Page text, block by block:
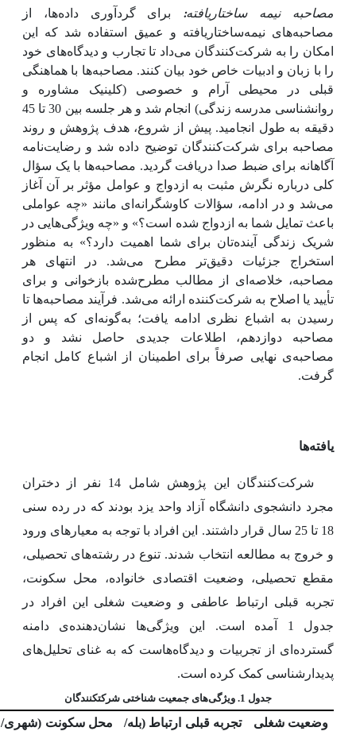
مصاحبه نیمه ساختاریافته: برای گردآوری داده‌ها، از
مصاحبه‌های نیمه‌ساختاریافته و عمیق استفاده شد که این
امکان را به شرکت‌کنندگان می‌داد تا تجارب و دیدگاه‌های خود
را با زبان و ادبیات خاص خود بیان کنند. مصاحبه‌ها با هماهنگی
قبلی در محیطی آرام و خصوصی (کلینیک مشاوره و
روانشناسی مدرسه زندگی) انجام شد و هر جلسه بین 30 تا 45
دقیقه به طول انجامید. پیش از شروع، هدف پژوهش و روند
مصاحبه برای شرکت‌کنندگان توضیح داده شد و رضایت‌نامه
آگاهانه برای ضبط صدا دریافت گردید. مصاحبه‌ها با یک سؤال
کلی درباره نگرش مثبت به ازدواج و عوامل مؤثر بر آن آغاز
می‌شد و در ادامه، سؤالات کاوشگرانه‌ای مانند «چه عواملی
باعث تمایل شما به ازدواج شده است؟» و «چه ویژگی‌هایی در
شریک زندگی آینده‌تان برای شما اهمیت دارد؟» به منظور
استخراج جزئیات دقیق‌تر مطرح می‌شد. در انتهای هر
مصاحبه، خلاصه‌ای از مطالب مطرح‌شده بازخوانی و برای
تأیید یا اصلاح به شرکت‌کننده ارائه می‌شد. فرآیند مصاحبه‌ها تا
رسیدن به اشباع نظری ادامه یافت؛ به‌گونه‌ای که پس از
مصاحبه دوازدهم، اطلاعات جدیدی حاصل نشد و دو
مصاحبه‌ی نهایی صرفاً برای اطمینان از اشباع کامل انجام
گرفت.
یافته‌ها
شرکت‌کنندگان این پژوهش شامل 14 نفر از دختران
مجرد دانشجوی دانشگاه آزاد واحد یزد بودند که در رده سنی
18 تا 25 سال قرار داشتند. این افراد با توجه به معیارهای ورود
و خروج به مطالعه انتخاب شدند. تنوع در رشته‌های تحصیلی،
مقطع تحصیلی، وضعیت اقتصادی خانواده، محل سکونت،
تجربه قبلی ارتباط عاطفی و وضعیت شغلی این افراد در
جدول 1 آمده است. این ویژگی‌ها نشان‌دهنده‌ی دامنه
گسترده‌ای از تجربیات و دیدگاه‌هاست که به غنای تحلیل‌های
پدیدارشناسی کمک کرده است.
جدول 1. ویژگی‌های جمعیت شناختی شرکت­کنندگان
وضعیت شغلی تجربه قبلی ارتباط (بله/
محل سکونت (شهری/